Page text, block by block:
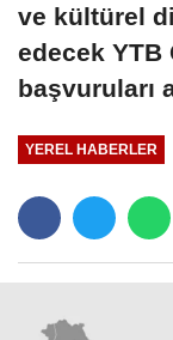
ve kültürel
edecek YTB
başvuruları
YEREL HABERLER